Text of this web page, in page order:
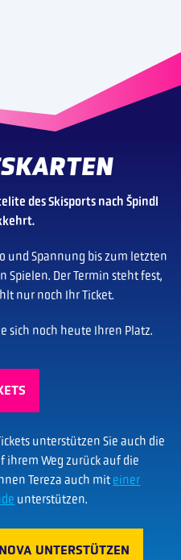
des Skisports nach Špindl
und Spannung bis zum letzten
Spielen. Der Termin steht fest,
nur noch Ihr Ticket.
sich noch heute Ihren Platz.
unterstützen Sie auch die
ihrem Weg zurück auf die
Tereza auch mit einer
unterstützen.
UNTERSTÜTZEN